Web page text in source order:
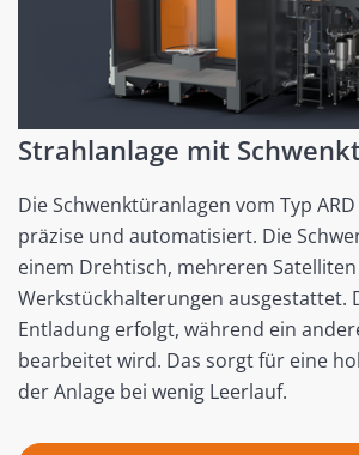
Strahlanlage mit
Die Schwenktüranlagen vom Typ
präzise und automatisiert. Die
einem Drehtisch, mehreren
Werkstückhalterungen ausgestattet.
Entladung erfolgt, während ein
bearbeitet wird. Das sorgt für eine
der Anlage bei wenig Leerlauf.